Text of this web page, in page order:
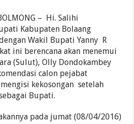
– Hi. Salihi
Kabupaten Bolaang
Wakil Bupati Yanny R
ini berencana akan menemui
(Sulut), Olly Dondokambey
calon pejabat
kekosongan setelah
Bupati.
pada jumat (08/04/2016)